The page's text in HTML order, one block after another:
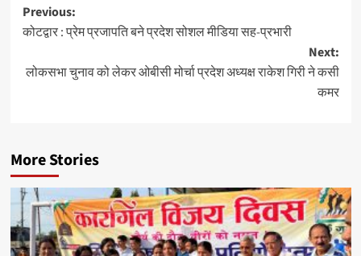
Previous:
कोटद्वार : प्रेम प्रजापति बने प्रदेश सोशल मीडिया सह-प्रभारी
Next:
लोकसभा चुनाव को लेकर ओबीसी मोर्चा प्रदेश अध्यक्ष राकेश गिरी ने कसी
कमर
More Stories